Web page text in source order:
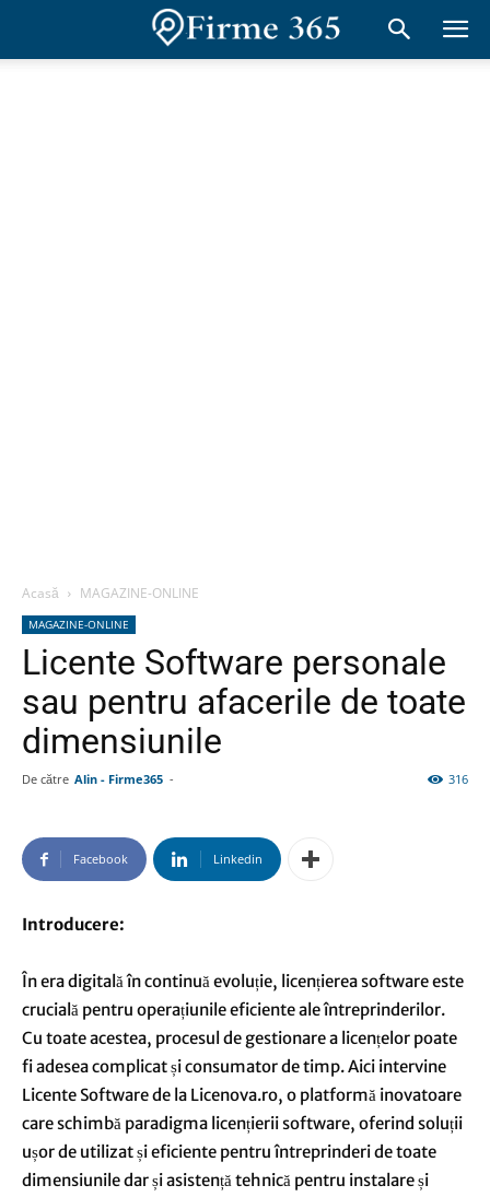
Acasă MAGAZINE-ONLINE
MAGAZINE-ONLINE
Licente Software personale
sau pentru afacerile de toate
dimensiunile
De către Alin - Firme365 - 316
Facebook Linkedin
Introducere:
În era digitală în continuă evoluție, licențierea software este
crucială pentru operațiunile eficiente ale întreprinderilor.
Cu toate acestea, procesul de gestionare a licențelor poate
fi adesea complicat și consumator de timp. Aici intervine
Licente Software de la Licenova.ro, o platformă inovatoare
care schimbă paradigma licențierii software, oferind soluții
ușor de utilizat și eficiente pentru întreprinderi de toate
dimensiunile dar și asistență tehnică pentru instalare și